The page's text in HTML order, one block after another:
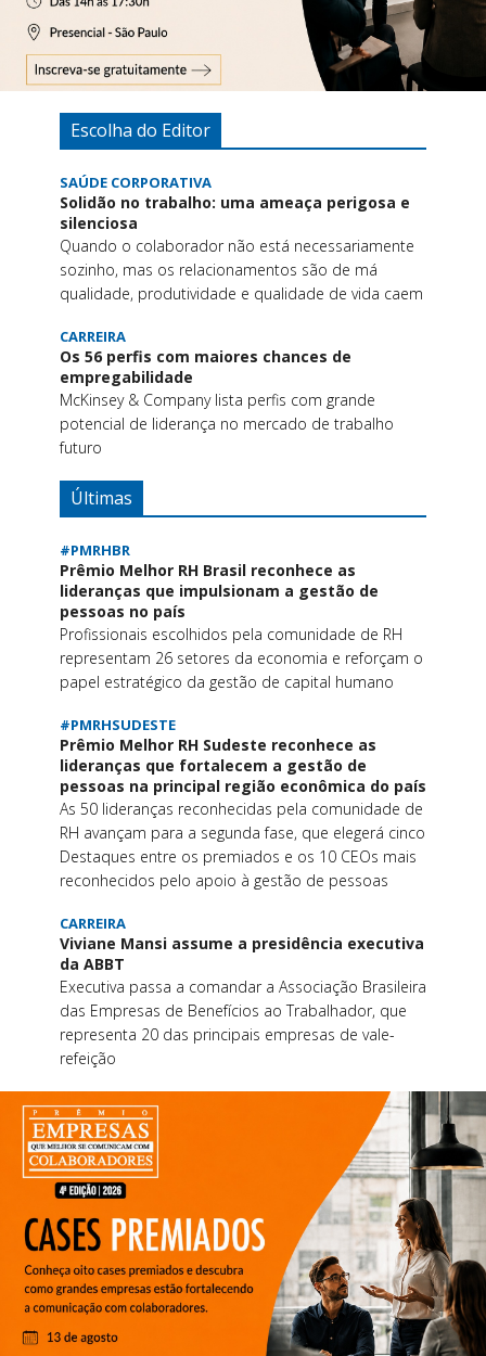
Escolha do Editor
SAÚDE CORPORATIVA
Solidão no trabalho: uma ameaça perigosa e
silenciosa
Quando o colaborador não está necessariamente
sozinho, mas os relacionamentos são de má
qualidade, produtividade e qualidade de vida caem
CARREIRA
Os 56 perfis com maiores chances de
empregabilidade
McKinsey & Company lista perfis com grande
potencial de liderança no mercado de trabalho
futuro
Últimas
#PMRHBR
Prêmio Melhor RH Brasil reconhece as
lideranças que impulsionam a gestão de
pessoas no país
Profissionais escolhidos pela comunidade de RH
representam 26 setores da economia e reforçam o
papel estratégico da gestão de capital humano
#PMRHSUDESTE
Prêmio Melhor RH Sudeste reconhece as
lideranças que fortalecem a gestão de
pessoas na principal região econômica do país
As 50 lideranças reconhecidas pela comunidade de
RH avançam para a segunda fase, que elegerá cinco
Destaques entre os premiados e os 10 CEOs mais
reconhecidos pelo apoio à gestão de pessoas
CARREIRA
Viviane Mansi assume a presidência executiva
da ABBT
Executiva passa a comandar a Associação Brasileira
das Empresas de Benefícios ao Trabalhador, que
representa 20 das principais empresas de vale-
refeição